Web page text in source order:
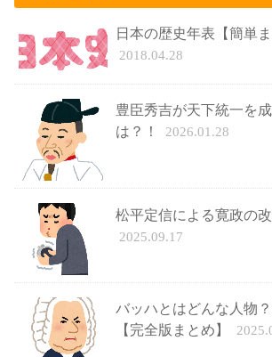
日本の歴史年表【簡単ま
2018.04.28
豊臣秀吉が天下統一を
は？！
2026.01.28
松平定信による寛政の
2025.09.17
バッハとはどんな人物
【完全版まとめ】